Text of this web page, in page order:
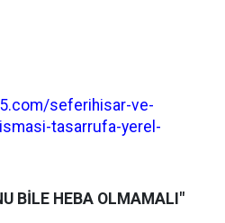
seferihisar-ve-
tasarrufa-yerel-
BİLE HEBA OLMAMALI"